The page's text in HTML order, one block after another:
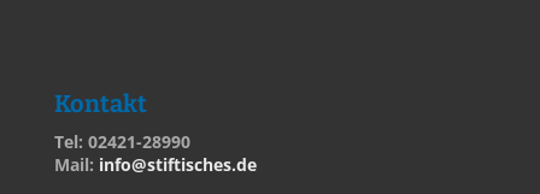
Kontakt
Tel: 02421-28990
Mail: info@stiftisches.de